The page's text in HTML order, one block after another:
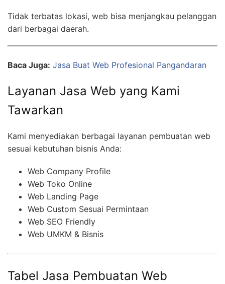
Tidak terbatas lokasi, web bisa menjangkau pelanggan
dari berbagai daerah.
Baca Juga: Jasa Buat Web Profesional Pangandaran
Layanan Jasa Web yang Kami
Tawarkan
Kami menyediakan berbagai layanan pembuatan web
sesuai kebutuhan bisnis Anda:
Web Company Profile
Web Toko Online
Web Landing Page
Web Custom Sesuai Permintaan
Web SEO Friendly
Web UMKM & Bisnis
Tabel Jasa Pembuatan Web